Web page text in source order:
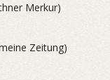
Merkur)
Zeitung)